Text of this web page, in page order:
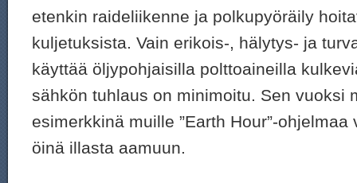
etenkin raideliikenne ja polkupyöräily
kuljetuksista. Vain erikois-, hälytys- ja
käyttää öljypohjaisilla polttoaineilla
sähkön tuhlaus on minimoitu. Sen vuoksi
esimerkkinä muille ”Earth Hour”-
öinä illasta aamuun.